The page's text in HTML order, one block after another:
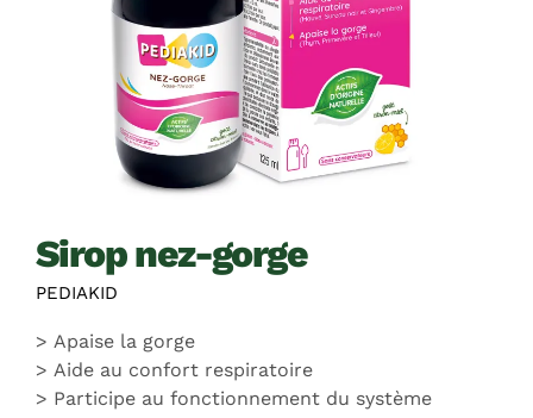
sirop nez-gorge
PEDIAKID
Apaise la gorge
Aide au confort respiratoire
Participe au fonctionnement du système